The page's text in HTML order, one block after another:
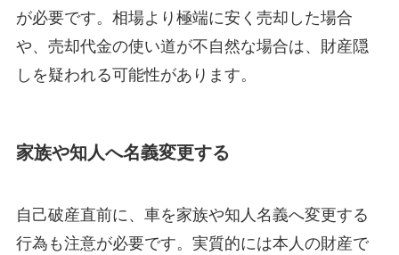
が必要です。相場より極端に安く売却した場合
や、売却代金の使い道が不自然な場合は、財産隠
しを疑われる可能性があります。
家族や知人へ名義変更する
自己破産直前に、車を家族や知人名義へ変更する
行為も注意が必要です。実質的には本人の財産で